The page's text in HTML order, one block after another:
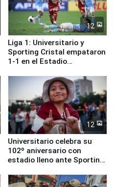
12
Liga 1: Universitario y
Sporting Cristal empataron
1-1 en el Estadio
12
Universitario celebra su
102º aniversario con
estadio lleno ante Sporting